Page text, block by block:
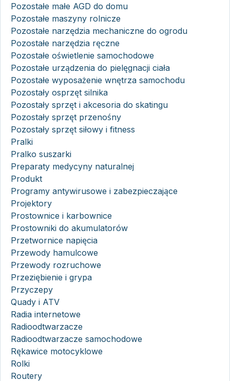
Pozostałe małe AGD do domu
Pozostałe maszyny rolnicze
Pozostałe narzędzia mechaniczne do ogrodu
Pozostałe narzędzia ręczne
Pozostałe oświetlenie samochodowe
Pozostałe urządzenia do pielęgnacji ciała
Pozostałe wyposażenie wnętrza samochodu
Pozostały osprzęt silnika
Pozostały sprzęt i akcesoria do skatingu
Pozostały sprzęt przenośny
Pozostały sprzęt siłowy i fitness
Pralki
Pralko suszarki
Preparaty medycyny naturalnej
Produkt
Programy antywirusowe i zabezpieczające
Projektory
Prostownice i karbownice
Prostowniki do akumulatorów
Przetwornice napięcia
Przewody hamulcowe
Przewody rozruchowe
Przeziębienie i grypa
Przyczepy
Quady i ATV
Radia internetowe
Radioodtwarzacze
Radioodtwarzacze samochodowe
Rękawice motocyklowe
Rolki
Routery